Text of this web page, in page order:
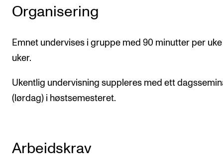
Organisering
Emnet undervises i gruppe med 90 minutter per uke
uker.
Ukentlig undervisning suppleres med ett
(lørdag) i høstsemesteret.
Arbeidskrav